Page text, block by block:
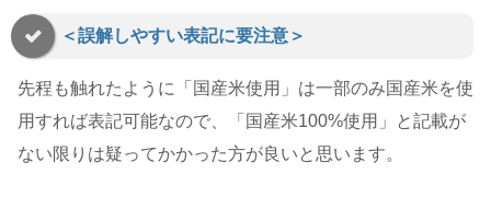
＜誤解しやすい表記に要注意＞
先程も触れたように「国産米使用」は一部のみ国産米を使
用すれば表記可能なので、「国産米100%使用」と記載が
ない限りは疑ってかかった方が良いと思います。